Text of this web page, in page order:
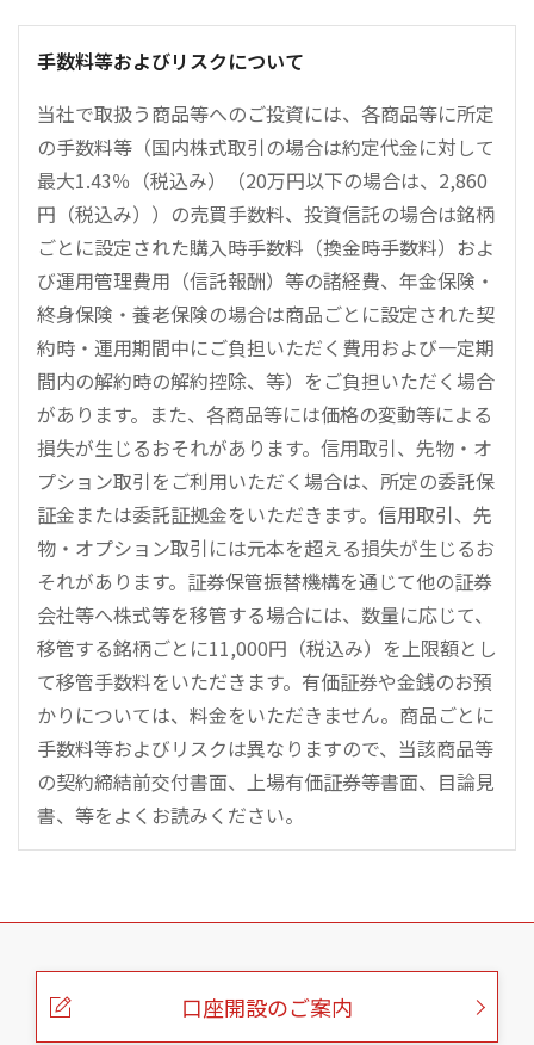
手数料等およびリスクについて
当社で取扱う商品等へのご投資には、各商品等に所定
の手数料等（国内株式取引の場合は約定代金に対して
最大1.43％（税込み）（20万円以下の場合は、2,860
円（税込み））の売買手数料、投資信託の場合は銘柄
ごとに設定された購入時手数料（換金時手数料）およ
び運用管理費用（信託報酬）等の諸経費、年金保険・
終身保険・養老保険の場合は商品ごとに設定された契
約時・運用期間中にご負担いただく費用および一定期
間内の解約時の解約控除、等）をご負担いただく場合
があります。また、各商品等には価格の変動等による
損失が生じるおそれがあります。信用取引、先物・オ
プション取引をご利用いただく場合は、所定の委託保
証金または委託証拠金をいただきます。信用取引、先
物・オプション取引には元本を超える損失が生じるお
それがあります。証券保管振替機構を通じて他の証券
会社等へ株式等を移管する場合には、数量に応じて、
移管する銘柄ごとに11,000円（税込み）を上限額とし
て移管手数料をいただきます。有価証券や金銭のお預
かりについては、料金をいただきません。商品ごとに
手数料等およびリスクは異なりますので、当該商品等
の契約締結前交付書面、上場有価証券等書面、目論見
書、等をよくお読みください。
こ
口座開設のご案内